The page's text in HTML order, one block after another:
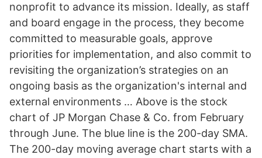
nonprofit to advance its mission. Ideally, as staff
and board engage in the process, they become
committed to measurable goals, approve
priorities for implementation, and also commit to
revisiting the organization’s strategies on an
ongoing basis as the organization's internal and
external environments … Above is the stock
chart of JP Morgan Chase & Co. from February
through June. The blue line is the 200-day SMA.
The 200-day moving average chart starts with a